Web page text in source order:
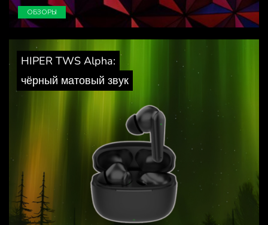
ОБЗОРЫ
HIPER TWS Alpha:
чёрный матовый звук